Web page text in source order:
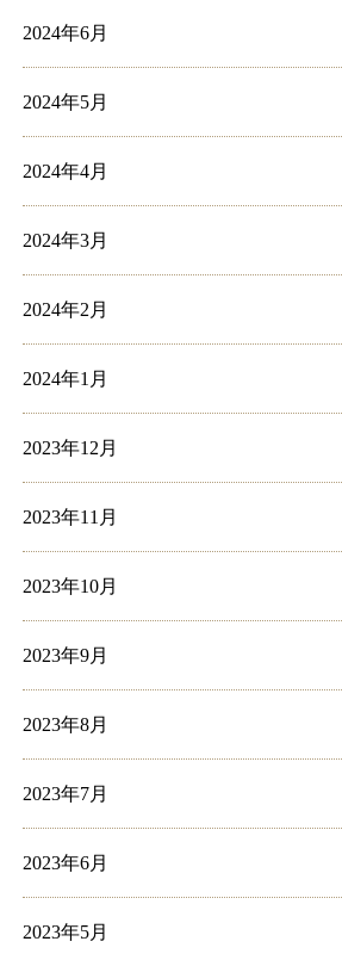
2024年6月
2024年5月
2024年4月
2024年3月
2024年2月
2024年1月
2023年12月
2023年11月
2023年10月
2023年9月
2023年8月
2023年7月
2023年6月
2023年5月